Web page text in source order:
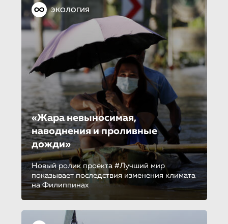
ЭКОЛОГИЯ
«Жара невыносимая,
наводнения и проливные
дожди»
Новый ролик проекта #Лучший мир
показывает последствия изменения климата
на Филиппинах